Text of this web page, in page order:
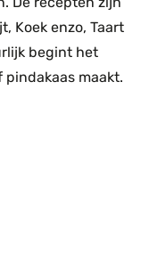
Koek enzo, Taart
begint het
pindakaas maakt.